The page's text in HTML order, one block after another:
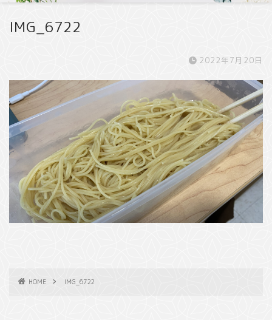
IMG_6722
2022年7月20日
HOME IMG_6722